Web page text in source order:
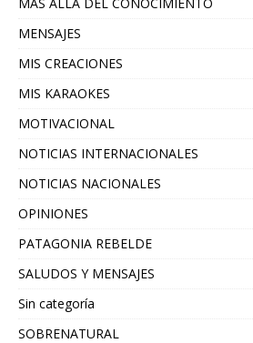
MENSAJES
MIS CREACIONES
MIS KARAOKES
MOTIVACIONAL
NOTICIAS INTERNACIONALES
NOTICIAS NACIONALES
OPINIONES
PATAGONIA REBELDE
SALUDOS Y MENSAJES
Sin categoría
SOBRENATURAL